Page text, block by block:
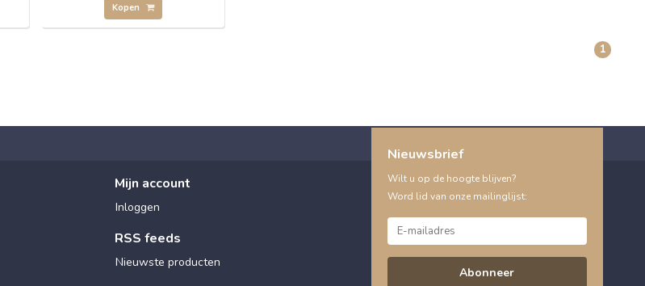
Kopen
1
Mijn account
Inloggen
RSS feeds
Nieuwste producten
Nieuwsbrief
Wilt u op de hoogte blijven?
Word lid van onze mailinglijst:
Abonneer